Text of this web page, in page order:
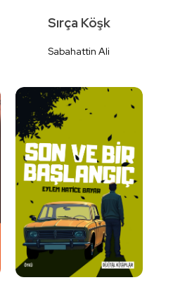
Detaylı
İncele
Sırça Köşk
Sabahattin Ali